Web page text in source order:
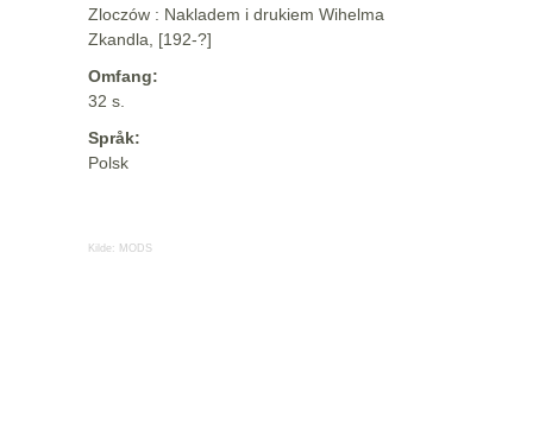
Zloczów : Nakladem i drukiem Wihelma
Zkandla, [192-?]
Omfang:
32 s.
Språk:
Polsk
Kilde: MODS